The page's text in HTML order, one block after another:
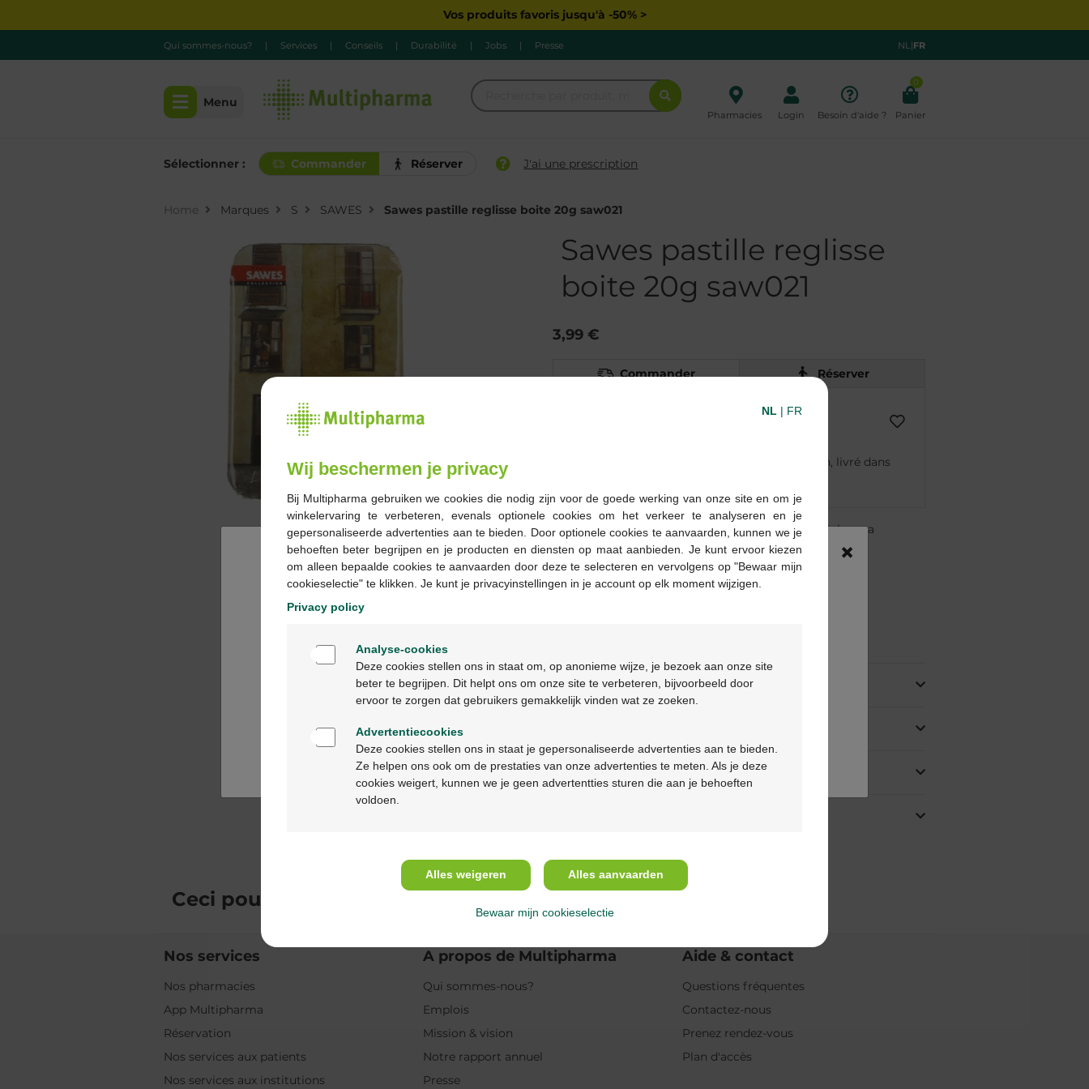
Vos produits favoris jusqu'à -50% >
Qui sommes-nous? | Services | Conseils | Durabilité | Jobs | Presse NL|FR
Menu
Pharmacies Login Besoin d'aide ?
0
Panier
Sélectionner : Commander Réserver J'ai une prescription
Home Marques S SAWES Sawes pastille reglisse boite 20g saw021
Sawes pastille reglisse
boite 20g saw021
3,99 €
Commander Réserver
Les jours ouvrables commandé avant 12h, livré dans
Livraisongratuitedans votre pharmacie Multipharma
Livraison à domicile
gratuiteà partir de 55 €
Paiementsécurisé
Service clientèlepar chat ouformulaire de contact
Description
Indications
Ceci pourrait
Nos services
Nos pharmacies
App Multipharma
Réservation
Nos services aux patients
Nos services aux institutions
A propos de Multipharma
Qui sommes-nous?
Emplois
Mission & vision
Notre rapport annuel
Presse
Aide & contact
Questions fréquentes
Contactez-nous
Prenez rendez-vous
Plan d'accès
×
Ga verder in het nederlands
NL | FR
Wij beschermen je privacy
Bij Multipharma gebruiken we cookies die nodig zijn voor de goede werking van onze site en om je
winkelervaring te verbeteren, evenals optionele cookies om het verkeer te analyseren en je
gepersonaliseerde advertenties aan te bieden. Door optionele cookies te aanvaarden, kunnen we je
behoeften beter begrijpen en je producten en diensten op maat aanbieden. Je kunt ervoor kiezen
om alleen bepaalde cookies te aanvaarden door deze te selecteren en vervolgens op "Bewaar mijn
cookieselectie" te klikken. Je kunt je privacyinstellingen in je account op elk moment wijzigen.
Privacy policy
Analyse-cookies
Deze cookies stellen ons in staat om, op anonieme wijze, je bezoek aan onze site
beter te begrijpen. Dit helpt ons om onze site te verbeteren, bijvoorbeeld door
ervoor te zorgen dat gebruikers gemakkelijk vinden wat ze zoeken.
Advertentiecookies
Deze cookies stellen ons in staat je gepersonaliseerde advertenties aan te bieden.
Ze helpen ons ook om de prestaties van onze advertenties te meten. Als je deze
cookies weigert, kunnen we je geen advertentties sturen die aan je behoeften
voldoen.
Alles weigeren Alles aanvaarden
Bewaar mijn cookieselectie